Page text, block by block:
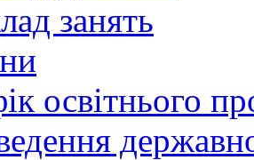
занять
освітнього